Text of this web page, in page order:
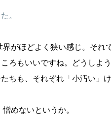
。
界がほどよく狭い感じ。そ
ろもいいですね。どうしよ
ちも、それぞれ「小汚い」
めないというか。